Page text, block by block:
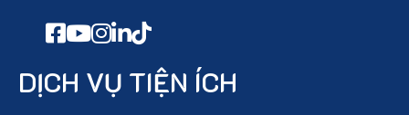
DỊCH VỤ TIỆN ÍCH